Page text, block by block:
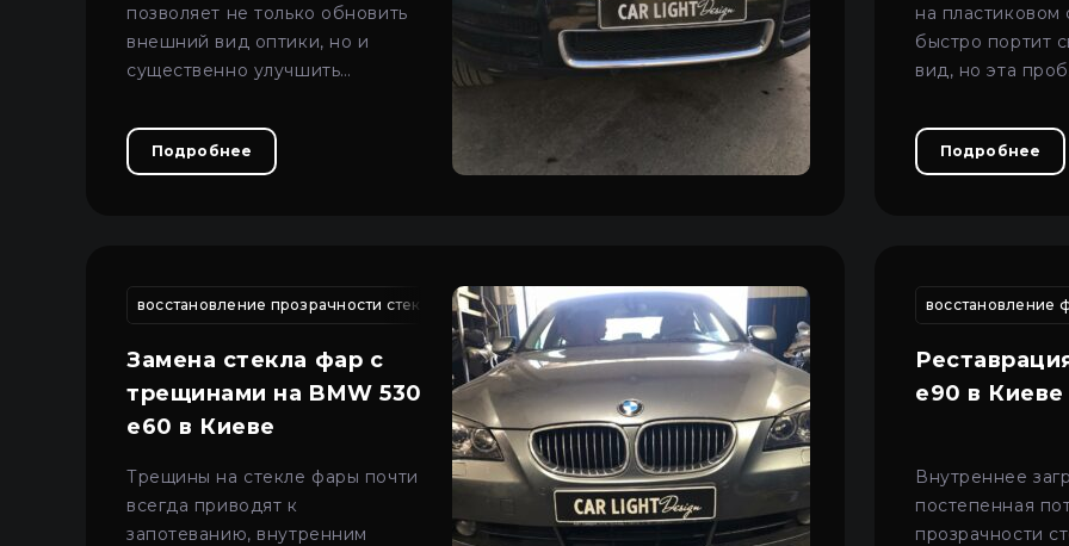
позволяет не только обновить
внешний вид оптики, но и
существенно улучшить
движения.
Подробнее
на пластиковом
быстро портит
вид, но эта
полировкой.
Подробнее
восстановление прозрачности стекол восстановление трещин фар автомобиля восстановление разбитой
Замена стекла фар с
трещинами на BMW 530
e60 в Киеве
Трещины на стекле фары почти
всегда приводят к
запотеванию, внутренним
восстановление
e90 в Киеве
Внутреннее
постепенная
прозрачности